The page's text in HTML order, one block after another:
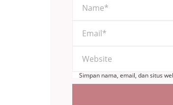
Simpan nama, email, dan situs